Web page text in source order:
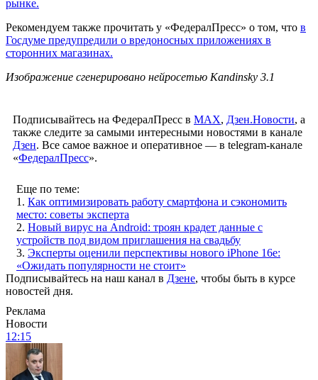
рынке.
Рекомендуем также прочитать у «ФедералПресс» о том, что в
Госдуме предупредили о вредоносных приложениях в
сторонних магазинах.
Изображение сгенерировано нейросетью Kandinsky 3.1
Подписывайтесь на ФедералПресс в МАХ, Дзен.Новости, а
также следите за самыми интересными новостями в канале
Дзен. Все самое важное и оперативное — в telegram-канале
«ФедералПресс».
Еще по теме:
1. Как оптимизировать работу смартфона и сэкономить
место: советы эксперта
2. Новый вирус на Android: троян крадет данные с
устройств под видом приглашения на свадьбу
3. Эксперты оценили перспективы нового iPhone 16e:
«Ожидать популярности не стоит»
Подписывайтесь на наш канал в Дзене, чтобы быть в курсе
новостей дня.
Реклама
Новости
12:15